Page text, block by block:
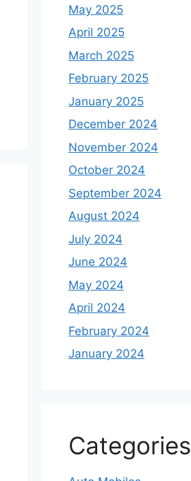
May 2025
April 2025
March 2025
February 2025
January 2025
December 2024
November 2024
October 2024
September 2024
August 2024
July 2024
June 2024
May 2024
April 2024
February 2024
January 2024
Categories